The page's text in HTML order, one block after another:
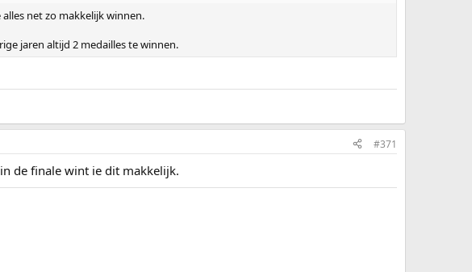
net zo makkelijk winnen.
jaren altijd 2 medailles te winnen.
#371
de finale wint ie dit makkelijk.